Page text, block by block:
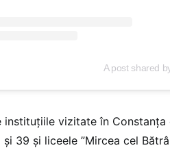
A post shared
instituțiile vizitate în Constanța
39 și liceele ”Mircea cel